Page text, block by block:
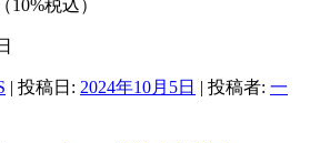
税込）
| 投稿日: 2024年10月5日 | 投稿者: 一